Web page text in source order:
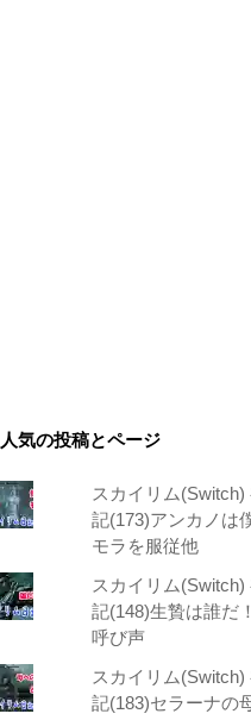
人気の投稿とページ
スカイリム(Switch)
記(173)アンカノ
モラを服従他
スカイリム(Switch)
記(148)生贄は誰だ
呼び声
スカイリム(Switch)
記(183)セラーナの